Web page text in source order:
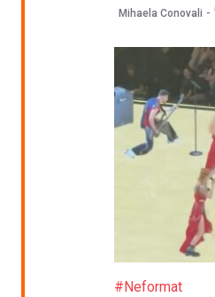
Mihaela Conovali
#Neformat